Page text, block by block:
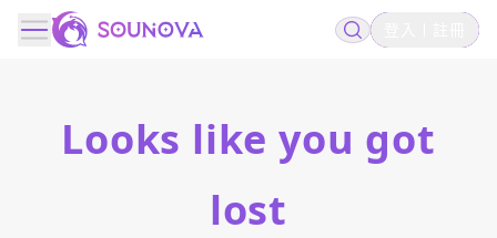
Looks like you got
lost